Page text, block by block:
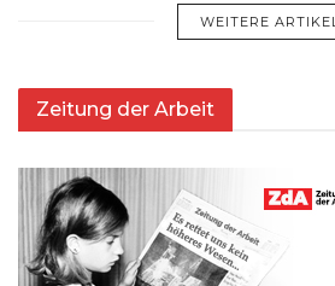
WEITERE ARTIKEL
Zeitung der Arbeit